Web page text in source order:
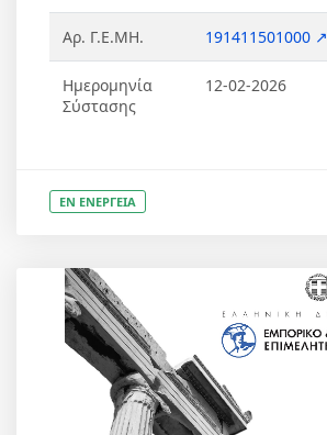
Αρ. Γ.Ε.ΜΗ. 191411501000 ↗
Ημερομηνία
Σύστασης
12-02-2026
ΕΝ ΕΝΕΡΓΕΙΑ